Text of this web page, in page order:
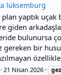
lüksemburg
plan yaptık uçak
giden
bulunursa
gereken bir
özellikle
21 Nisan 2026